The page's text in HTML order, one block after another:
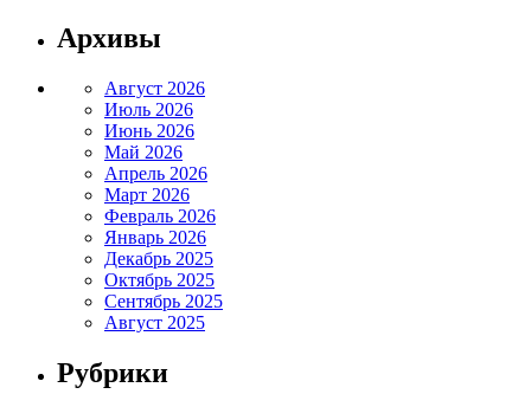
Архивы
Август 2026
Июль 2026
Июнь 2026
Май 2026
Апрель 2026
Март 2026
Февраль 2026
Январь 2026
Декабрь 2025
Октябрь 2025
Сентябрь 2025
Август 2025
Рубрики